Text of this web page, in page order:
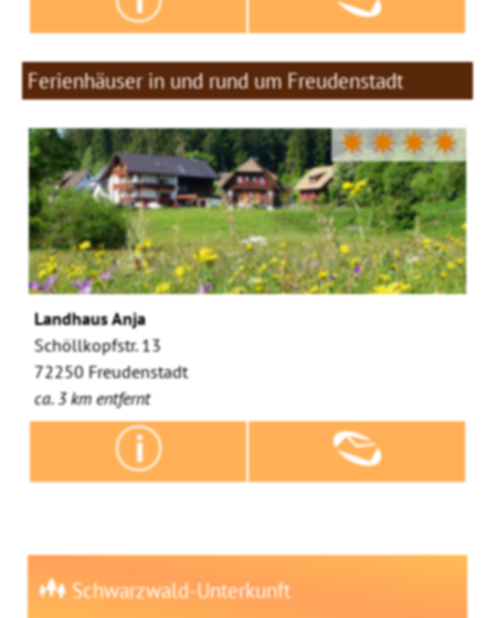
Ferienhäuser in und rund um Freudenstadt
✷✷✷✷
Landhaus Anja
Schöllkopfstr. 13
72250 Freudenstadt
ca. 3 km entfernt
Schwarzwald-Unterkunft